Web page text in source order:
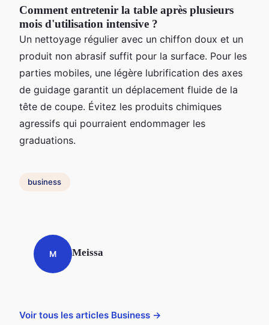
Comment entretenir la table après plusieurs
mois d'utilisation intensive ?
Un nettoyage régulier avec un chiffon doux et un
produit non abrasif suffit pour la surface. Pour les
parties mobiles, une légère lubrification des axes
de guidage garantit un déplacement fluide de la
tête de coupe. Évitez les produits chimiques
agressifs qui pourraient endommager les
graduations.
business
M Meissa
Voir tous les articles Business →